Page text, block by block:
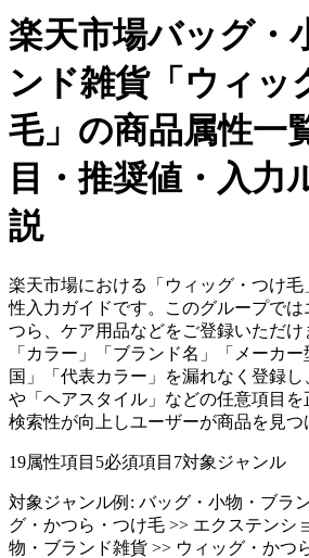
楽天市場バッグ・
ンド雑貨「ウィッ
毛」 の商品属性一
目・推奨値・入力
説
楽天市場における「ウィッグ・つけ
性入力ガイドです。このグループで
つら、ケア用品などをご登録いただ
「カラー」「ブランド名」「メーカ
国」「代表カラー」を漏れなく登録し
や「ヘアスタイル」などの任意項目
検索性が向上しユーザーが商品を見つ
19属性項目 5必須項目 7対象ジャンル
対象ジャンル例: バッグ・小物・ブラ
グ・かつら・つけ毛 >> エクステンシ
物・ブランド雑貨 >> ウィッグ・かつ